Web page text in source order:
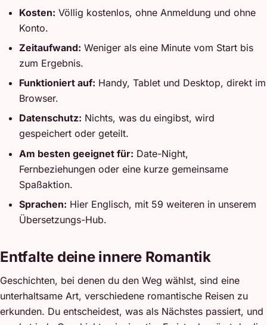
Kosten: Völlig kostenlos, ohne Anmeldung und ohne
Konto.
Zeitaufwand: Weniger als eine Minute vom Start bis
zum Ergebnis.
Funktioniert auf: Handy, Tablet und Desktop, direkt im
Browser.
Datenschutz: Nichts, was du eingibst, wird
gespeichert oder geteilt.
Am besten geeignet für: Date-Night,
Fernbeziehungen oder eine kurze gemeinsame
Spaßaktion.
Sprachen: Hier Englisch, mit 59 weiteren in unserem
Übersetzungs-Hub.
Entfalte deine innere Romantik
Geschichten, bei denen du den Weg wählst, sind eine
unterhaltsame Art, verschiedene romantische Reisen zu
erkunden. Du entscheidest, was als Nächstes passiert, und